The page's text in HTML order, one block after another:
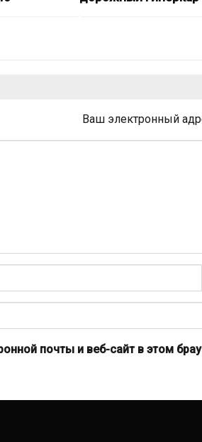
Ваш электронный
почты и веб-сайт в этом